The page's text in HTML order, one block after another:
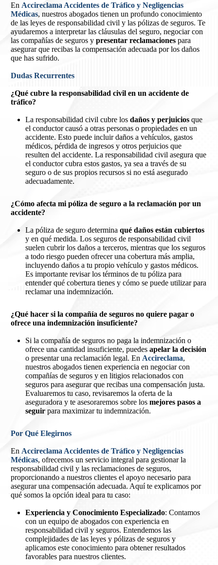
En Accireclama Accidentes de Tráfico y Negligencias
Médicas, nuestros abogados tienen un profundo conocimiento
de las leyes de responsabilidad civil y las pólizas de seguros. Te
ayudaremos a interpretar las cláusulas del seguro, negociar con
las compañías de seguros ypresentar reclamaciones para
asegurar que recibas la compensación adecuada por los daños
que has sufrido.
Dudas Recurrentes
¿Qué cubre la responsabilidad civil en un accidente de
tráfico?
La responsabilidad civil cubre losdaños y perjuiciosque
el conductor causó a otras personas o propiedades en un
accidente. Esto puede incluir daños a vehículos, gastos
médicos, pérdida de ingresos y otros perjuicios que
resulten del accidente. La responsabilidad civil asegura que
el conductor cubra estos gastos, ya sea a través de su
seguro o de sus propios recursos si no está asegurado
adecuadamente.
¿Cómo afecta mi póliza de seguro a la reclamación por un
accidente?
La póliza de seguro determinaqué daños están cubiertos
y en qué medida. Los seguros de responsabilidad civil
suelen cubrir los daños a terceros, mientras que los seguros
a todo riesgo pueden ofrecer una cobertura más amplia,
incluyendo daños a tu propio vehículo y gastos médicos.
Es importante revisar los términos de tu póliza para
entender qué cobertura tienes y cómo se puede utilizar para
reclamar una indemnización.
¿Qué hacer si la compañía de seguros no quiere pagar o
ofrece una indemnización insuficiente?
Si la compañía de seguros no paga la indemnización o
ofrece una cantidad insuficiente, puedesapelar la decisión
o presentar una reclamación legal. En Accireclama,
nuestros abogados tienen experiencia en negociar con
compañías de seguros y en litigios relacionados con
seguros para asegurar que recibas una compensación justa.
Evaluaremos tu caso, revisaremos la oferta de la
aseguradora y te asesoraremos sobre losmejores pasos a
seguir para maximizar tu indemnización.
Por Qué Elegirnos
En Accireclama Accidentes de Tráfico y Negligencias
Médicas, ofrecemos un servicio integral para gestionar la
responsabilidad civil y las reclamaciones de seguros,
proporcionando a nuestros clientes el apoyo necesario para
asegurar una compensación adecuada. Aquí te explicamos por
qué somos la opción ideal para tu caso:
Experiencia y Conocimiento Especializado: Contamos
con un equipo de abogados con experiencia en
responsabilidad civil y seguros. Entendemos las
complejidades de las leyes y pólizas de seguros y
aplicamos este conocimiento para obtener resultados
favorables para nuestros clientes.